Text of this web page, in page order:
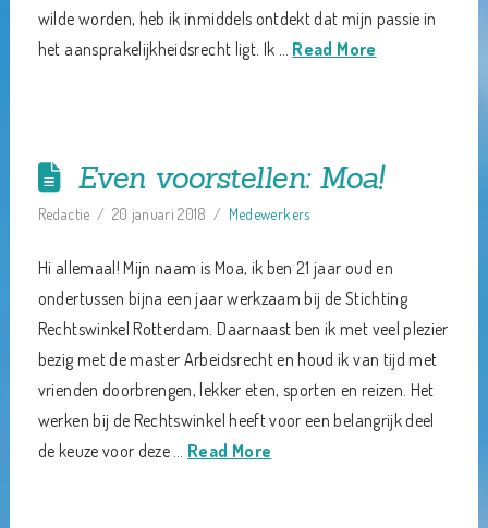
wilde worden, heb ik inmiddels ontdekt dat mijn passie in
het aansprakelijkheidsrecht ligt. Ik … Read More
Even voorstellen: Moa!
Redactie 20 januari 2018 Medewerkers
Hi allemaal! Mijn naam is Moa, ik ben 21 jaar oud en
ondertussen bijna een jaar werkzaam bij de Stichting
Rechtswinkel Rotterdam. Daarnaast ben ik met veel plezier
bezig met de master Arbeidsrecht en houd ik van tijd met
vrienden doorbrengen, lekker eten, sporten en reizen. Het
werken bij de Rechtswinkel heeft voor een belangrijk deel
de keuze voor deze … Read More